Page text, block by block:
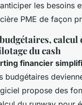
les besoins
PME de façon
calcul
du cash
financier
budgétaires
propose des